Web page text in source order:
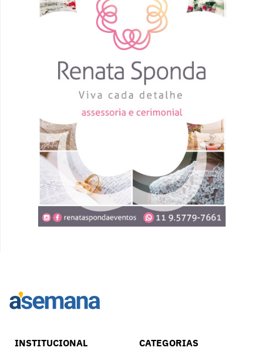
INSTITUCIONAL CATEGORIAS